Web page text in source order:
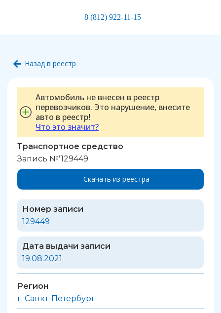
8 (812) 922-11-15
Назад в реестр
Автомобиль не внесен в реестр
перевозчиков. Это нарушение, внесите
авто в реестр!
Что это значит?
Транспортное средство
Запись №'129449
Скачать из реестра
Номер записи
129449
Дата выдачи записи
19.08.2021
Регион
г. Санкт-Петербург